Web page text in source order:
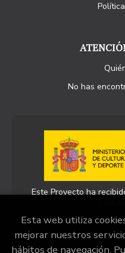
No has
Este Proyecto ha
Esta web utiliza
mejorar nuestros
hábitos de navegación.